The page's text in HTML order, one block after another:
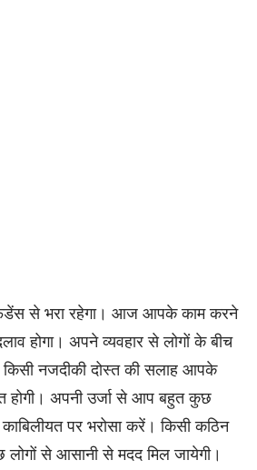
से भरा रहेगा। आज आपके काम करने
होगा। अपने व्यवहार से लोगों के बीच
नजदीकी दोस्त की सलाह आपके
होगी। अपनी उर्जा से आप बहुत कुछ
पर भरोसा करें। किसी कठिन
से आसानी से मदद मिल जायेगी।